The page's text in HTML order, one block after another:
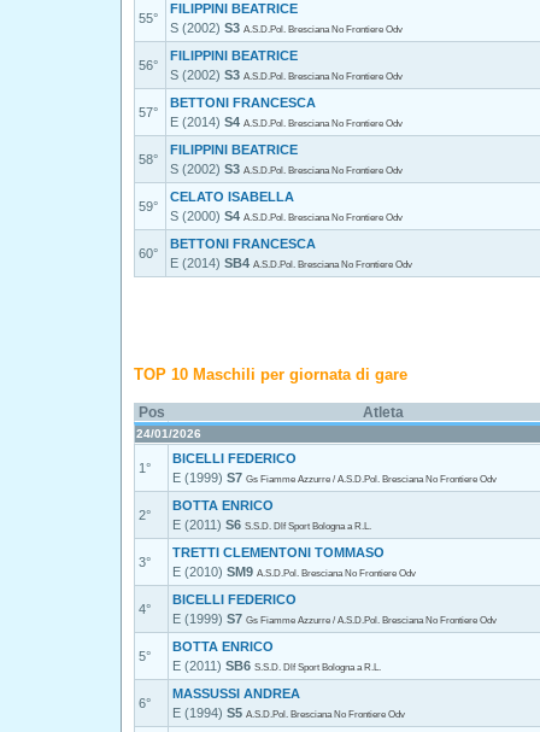
55°
FILIPPINI BEATRICE
S (2002) S3 A.S.D.Pol. Bresciana No Frontiere Odv
56°
FILIPPINI BEATRICE
S (2002) S3 A.S.D.Pol. Bresciana No Frontiere Odv
57°
BETTONI FRANCESCA
E (2014) S4 A.S.D.Pol. Bresciana No Frontiere Odv
58°
FILIPPINI BEATRICE
S (2002) S3 A.S.D.Pol. Bresciana No Frontiere Odv
59°
CELATO ISABELLA
S (2000) S4 A.S.D.Pol. Bresciana No Frontiere Odv
60°
BETTONI FRANCESCA
E (2014) SB4 A.S.D.Pol. Bresciana No Frontiere Odv
TOP 10 Maschili per giornata di gare
Pos Atleta
24/01/2026
1°
BICELLI FEDERICO
E (1999) S7 Gs Fiamme Azzurre / A.S.D.Pol. Bresciana No Frontiere Odv
2°
BOTTA ENRICO
E (2011) S6 S.S.D. Dlf Sport Bologna a R.L.
3°
TRETTI CLEMENTONI TOMMASO
E (2010) SM9 A.S.D.Pol. Bresciana No Frontiere Odv
4°
BICELLI FEDERICO
E (1999) S7 Gs Fiamme Azzurre / A.S.D.Pol. Bresciana No Frontiere Odv
5°
BOTTA ENRICO
E (2011) SB6 S.S.D. Dlf Sport Bologna a R.L.
6°
MASSUSSI ANDREA
E (1994) S5 A.S.D.Pol. Bresciana No Frontiere Odv